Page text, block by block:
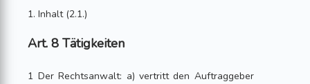
1. Inhalt (2.1.)
Art. 8 Tätigkeiten
1 Der Rechtsanwalt: a) vertritt den Auftraggeber